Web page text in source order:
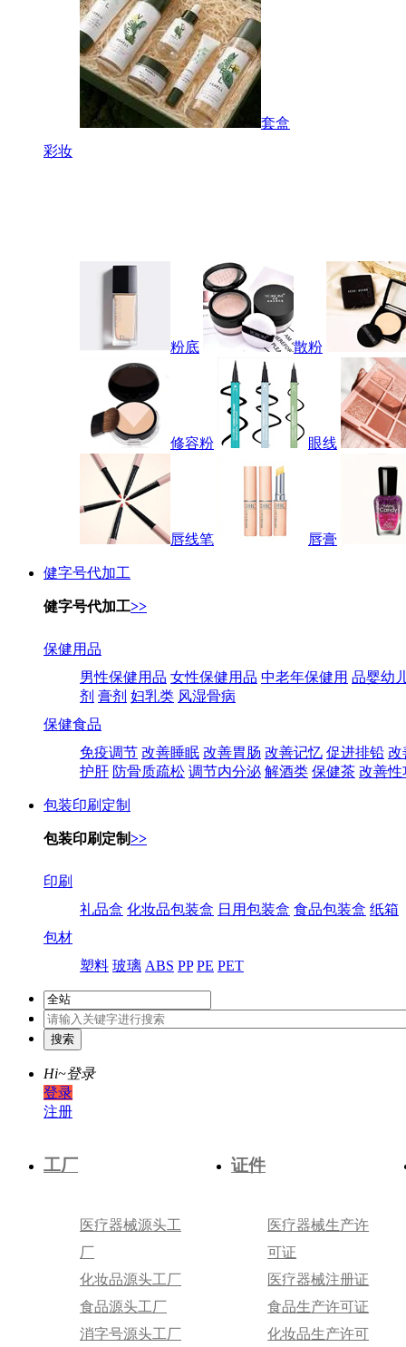
套盒
彩妆
粉底 散粉
修容粉 眼线
唇线笔 唇膏
健字号代加工
健字号代加工>>
保健用品
男性保健用品 女性保健用品 中老年保健用 品婴幼
剂 膏剂 妇乳类 风湿骨病
保健食品
免疫调节 改善睡眠 改善胃肠 改善记忆 促进排铅 改
护肝 防骨质疏松 调节内分泌 解酒类 保健茶 改善性
包装印刷定制
包装印刷定制>>
印刷
礼品盒 化妆品包装盒 日用包装盒 食品包装盒 纸箱
包材
塑料 玻璃 ABS PP PE PET
Hi~登录
登录
注册
工厂
医疗器械源头工
厂
化妆品源头工厂
食品源头工厂
消字号源头工厂
证件
医疗器械生产许
可证
医疗器械注册证
食品生产许可证
化妆品生产许可